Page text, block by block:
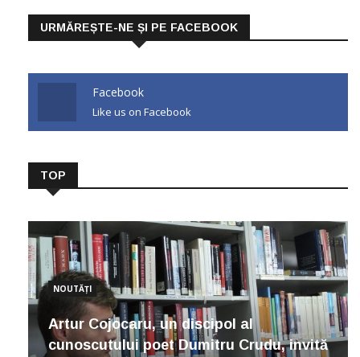
URMĂREȘTE-NE ȘI PE FACEBOOK
Facebook
Like us on Facebook
TOP
NOUTĂȚI
Artur Cojocaru, un discipol al
cunoscutului poet Dumitru Crudu, invită